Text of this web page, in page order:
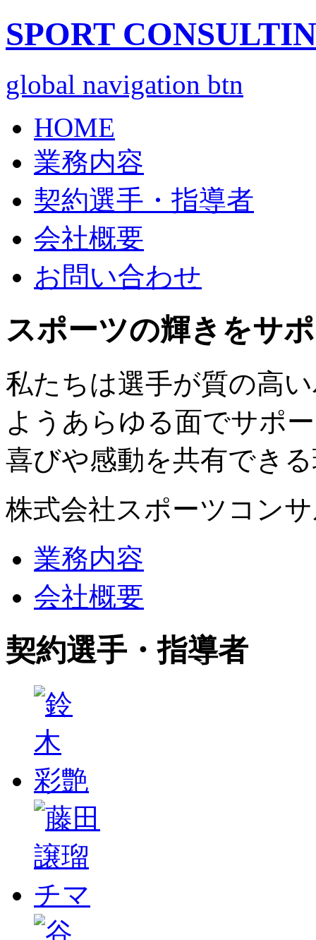
SPORT
global navigation btn
HOME
業務内容
契約選手・指導者
会社概要
お問い合わせ
スポーツの輝きをサ
私たちは選手が質の高
ようあらゆる面でサポ
喜びや感動を共有でき
株式会社スポーツコン
業務内容
会社概要
契約選手・指導者